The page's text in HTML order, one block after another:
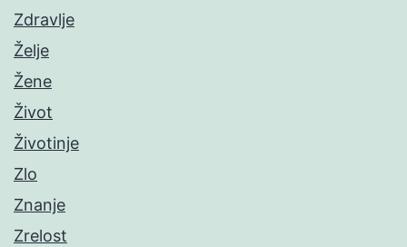
Zdravlje
Želje
Žene
Život
Životinje
Zlo
Znanje
Zrelost